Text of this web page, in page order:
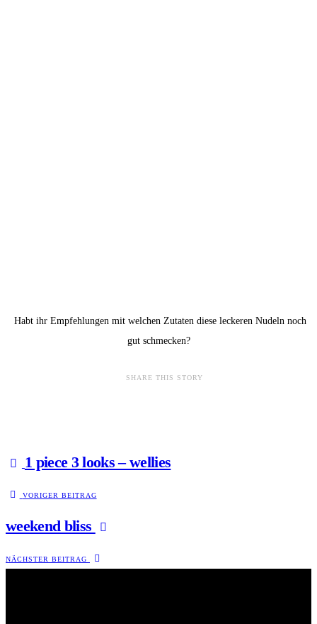
Habt ihr Empfehlungen mit welchen Zutaten diese leckeren Nudeln noch
gut schmecken?
SHARE THIS STORY
1 piece 3 looks – wellies
VORIGER BEITRAG
weekend bliss
NÄCHSTER BEITRAG